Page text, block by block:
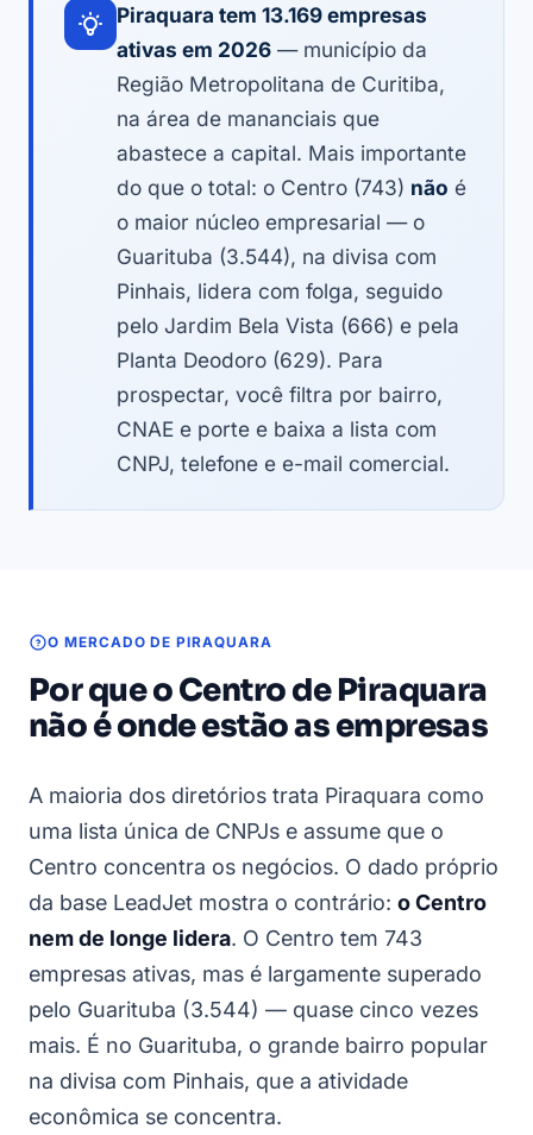
Piraquara tem 13.169 empresas
ativas em 2026 — município da
Região Metropolitana de Curitiba,
na área de mananciais que
abastece a capital. Mais importante
do que o total: o Centro (743) não é
o maior núcleo empresarial — o
Guarituba (3.544), na divisa com
Pinhais, lidera com folga, seguido
pelo Jardim Bela Vista (666) e pela
Planta Deodoro (629). Para
prospectar, você filtra por bairro,
CNAE e porte e baixa a lista com
CNPJ, telefone e e-mail comercial.
O MERCADO DE PIRAQUARA
Por que o Centro de Piraquara
não é onde estão as empresas
A maioria dos diretórios trata Piraquara como
uma lista única de CNPJs e assume que o
Centro concentra os negócios. O dado próprio
da base LeadJet mostra o contrário: o Centro
nem de longe lidera. O Centro tem 743
empresas ativas, mas é largamente superado
pelo Guarituba (3.544) — quase cinco vezes
mais. É no Guarituba, o grande bairro popular
na divisa com Pinhais, que a atividade
econômica se concentra.